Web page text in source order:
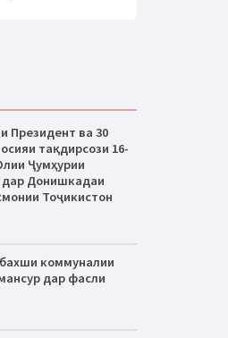
Президент ва 30
тақдирсози 16-
Ҷумҳурии
дар Донишкадаи
Тоҷикистон
коммуналии
дар фасли